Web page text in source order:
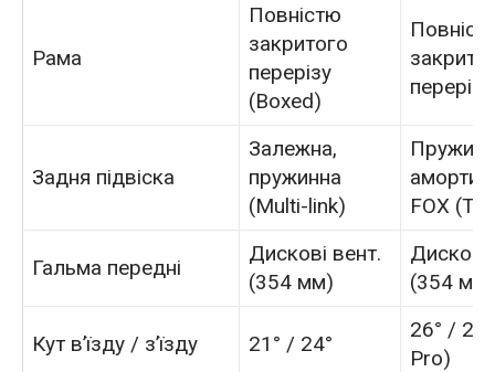
Рама
Повністю
закритого
перерізу
(Boxed)
перерізу
Задня підвіска
Залежна,
пружинна
(Multi-link)
FOX
Гальма передні
Дискові вент.
(354 мм)
Дискові
(354 мм)
Кут в’їзду / з’їзду 21° / 24°
26° /
Pro)